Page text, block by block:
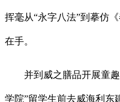
挥毫从“永字八法”到摹仿
在手。
并到威之膳品开展童趣
学院”留学生前去威海利东